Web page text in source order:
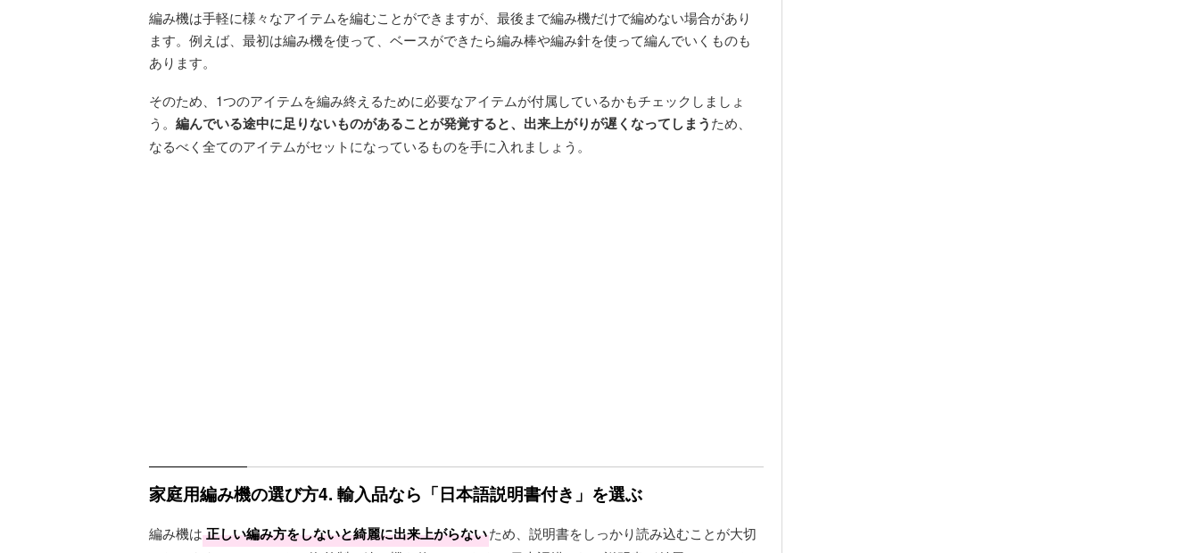
編み機は手軽に様々なアイテムを編むことができますが、最後まで編み機だけで編めない場合があり
ます。例えば、最初は編み機を使って、ベースができたら編み棒や編み針を使って編んでいくものも
あります。
そのため、1つのアイテムを編み終えるために必要なアイテムが付属しているかもチェックしましょ
う。 編んでいる途中に足りないものがあることが発覚すると、出来上がりが遅くなってしまうため、
なるべく全てのアイテムがセットになっているものを手に入れましょう。
家庭用編み機の選び方4. 輸入品なら「日本語説明書付き」を選ぶ
編み機は 正しい編み方をしないと綺麗に出来上がらないため、説明書をしっかり読み込むことが大切